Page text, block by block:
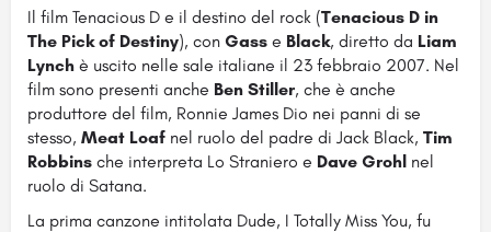
Il film Tenacious D e il destino del rock (Tenacious D in
The Pick of Destiny), con Gass e Black, diretto da Liam
Lynch è uscito nelle sale italiane il 23 febbraio 2007. Nel
film sono presenti anche Ben Stiller, che è anche
produttore del film, Ronnie James Dio nei panni di se
stesso, Meat Loaf nel ruolo del padre di Jack Black, Tim
Robbins che interpreta Lo Straniero e Dave Grohl nel
ruolo di Satana.
La prima canzone intitolata Dude, I Totally Miss You, fu